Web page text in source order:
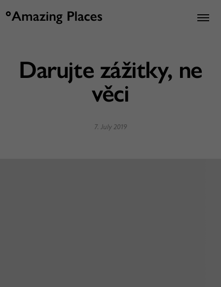
Darujte zážitky, ne
věci
7. July 2019